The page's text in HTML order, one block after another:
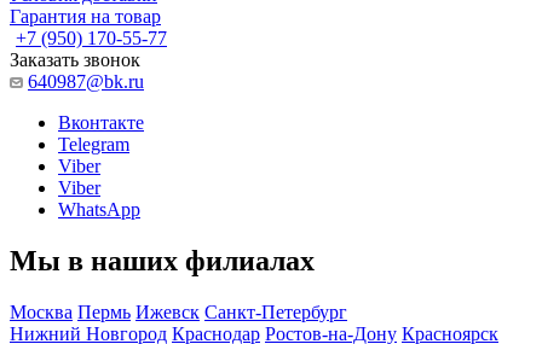
Гарантия на товар
+7 (950) 170-55-77
Заказать звонок
640987@bk.ru
Вконтакте
Telegram
Viber
Viber
WhatsApp
Мы в наших филиалах
Москва Пермь Ижевск Санкт-Петербург
Нижний Новгород Краснодар Ростов-на-Дону Красноярск